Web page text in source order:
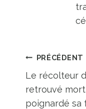
de
PRÉCÉDENT
Le récolteur
retrouvé
poignardé sa